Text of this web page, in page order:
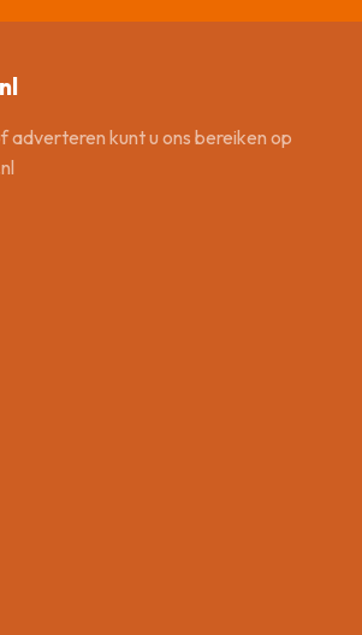
adverteren kunt u ons bereiken op